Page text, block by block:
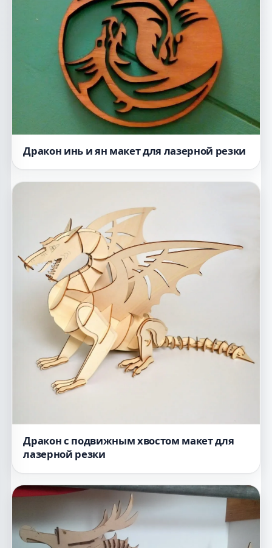
Дракон инь и ян макет для лазерной резки
Дракон с подвижным хвостом макет для
лазерной резки